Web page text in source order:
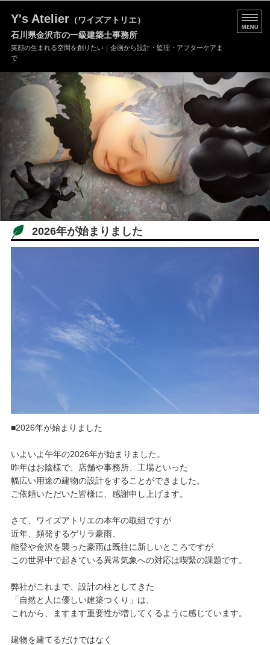
Y's Atelier（ワイズアトリエ）
石川県金沢市の一級建築士事務所
笑顔の生まれる空間を創りたい｜企画から設計・監理・アフターケアま
で
事務所の特長
建築士紹介
事務所概要
ご依頼の流れ
ご依頼/お問い合わせ
2026年が始まりました
■2026年が始まりました
いよいよ午年の2026年が始まりました。
昨年はお陰様で、店舗や事務所、工場といった
幅広い用途の建物の設計をすることができました。
ご依頼いただいた皆様に、感謝申し上げます。
さて、ワイズアトリエの本年の取組ですが
近年、頻発するゲリラ豪雨、
能登や金沢を襲った豪雨は既往に新しいところですが
この世界中で起きている異常気象への対応は喫緊の課題です。
弊社がこれまで、設計の柱としてきた
「自然と人に優しい建築つくり」は、
これから、ますます重要性が増してくるように感じています。
建物を建てるだけではなく